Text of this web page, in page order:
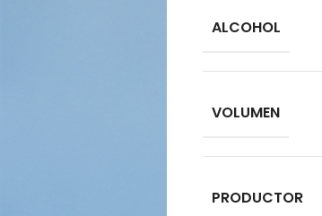
ALCOHOL
VOLUMEN
PRODUCTOR